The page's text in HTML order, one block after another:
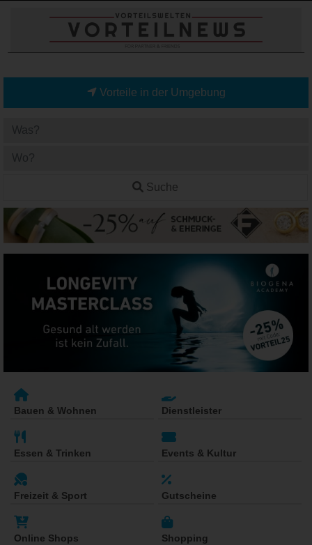
Vorteile in der Umgebung
Suche
Bauen & Wohnen Dienstleister
Essen & Trinken Events & Kultur
Freizeit & Sport Gutscheine
Online Shops Shopping